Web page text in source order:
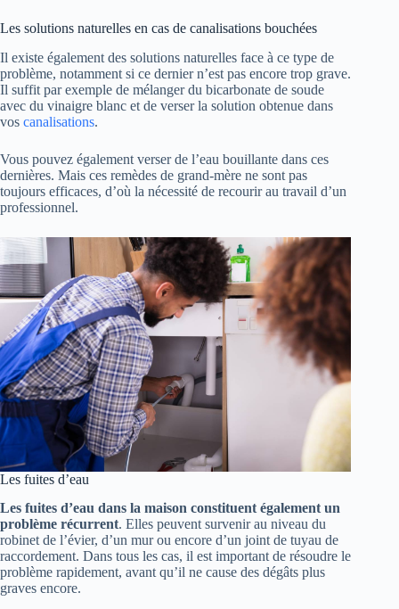
Les solutions naturelles en cas de canalisations bouchées
Il existe également des solutions naturelles face à ce type de
problème, notamment si ce dernier n’est pas encore trop grave.
Il suffit par exemple de mélanger du bicarbonate de soude
avec du vinaigre blanc et de verser la solution obtenue dans
vos canalisations.
Vous pouvez également verser de l’eau bouillante dans ces
dernières. Mais ces remèdes de grand-mère ne sont pas
toujours efficaces, d’où la nécessité de recourir au travail d’un
professionnel.
Les fuites d’eau
Les fuites d’eau dans la maison constituent également un
problème récurrent. Elles peuvent survenir au niveau du
robinet de l’évier, d’un mur ou encore d’un joint de tuyau de
raccordement. Dans tous les cas, il est important de résoudre le
problème rapidement, avant qu’il ne cause des dégâts plus
graves encore.